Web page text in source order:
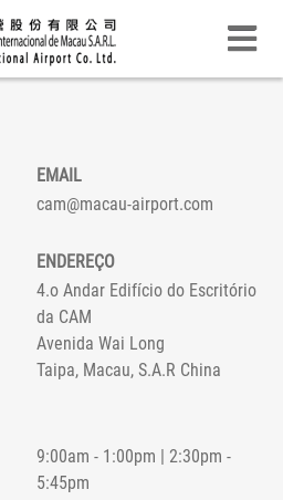
EMAIL
cam@macau-airport.com
ENDEREÇO
4.o Andar Edifício do Escritório
da CAM
Avenida Wai Long
Taipa, Macau, S.A.R China
9:00am - 1:00pm | 2:30pm -
5:45pm